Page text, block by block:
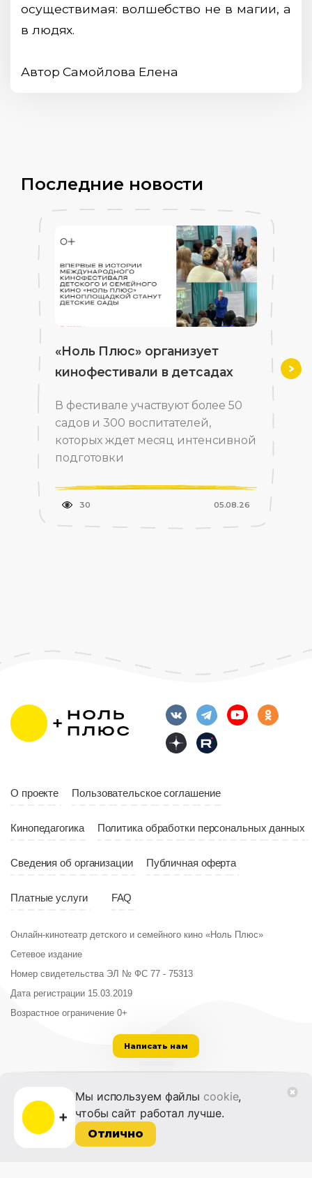
Мы используем файлы cookie,
чтобы сайт работал лучше.
Отлично
осуществимая: волшебство не в магии, а
в людях.
Автор Самойлова Елена
Последние новости
«Ноль Плюс» организует
кинофестивали в детсадах
В фестивале участвуют более 50
садов и 300 воспитателей,
которых ждет месяц интенсивной
подготовки
30 05.08.26
О проекте Пользовательское соглашение
Кинопедагогика Политика обработки персональных данных
Сведения об организации Публичная оферта
Платные услуги FAQ
Онлайн-кинотеатр детского и семейного кино «Ноль Плюс»
Сетевое издание
Номер свидетельства ЭЛ № ФС 77 - 75313
Дата регистрации 15.03.2019
Возрастное ограничение 0+
Написать нам
ООО «Институт развития кино и медиа»
Лицензия на образовательную деятельность
№ Л035-01215-72/00614094 от 30 августа
2022 г.
© 2014-2026 Фонд «Жизнь и Дело»